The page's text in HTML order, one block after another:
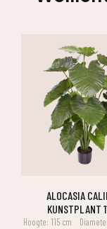
ALOCASIA CALIDORA
KUNSTPLANT
Hoogte: 115 cm